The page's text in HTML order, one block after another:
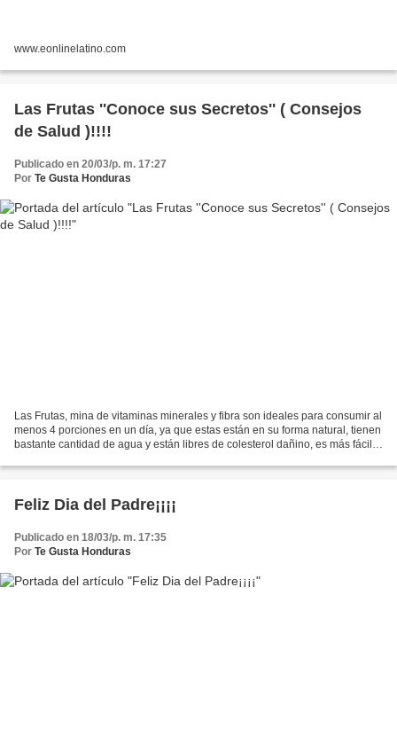
www.eonlinelatino.com
Las Frutas ''Conoce sus Secretos'' ( Consejos
de Salud )!!!!
Publicado en 20/03/p. m. 17:27
Por Te Gusta Honduras
Las Frutas, mina de vitaminas minerales y fibra son ideales para consumir al
menos 4 porciones en un día, ya que estas están en su forma natural, tienen
bastante cantidad de agua y están libres de colesterol dañino, es más fácil
Feliz Dia del Padre¡¡¡¡
Publicado en 18/03/p. m. 17:35
Por Te Gusta Honduras